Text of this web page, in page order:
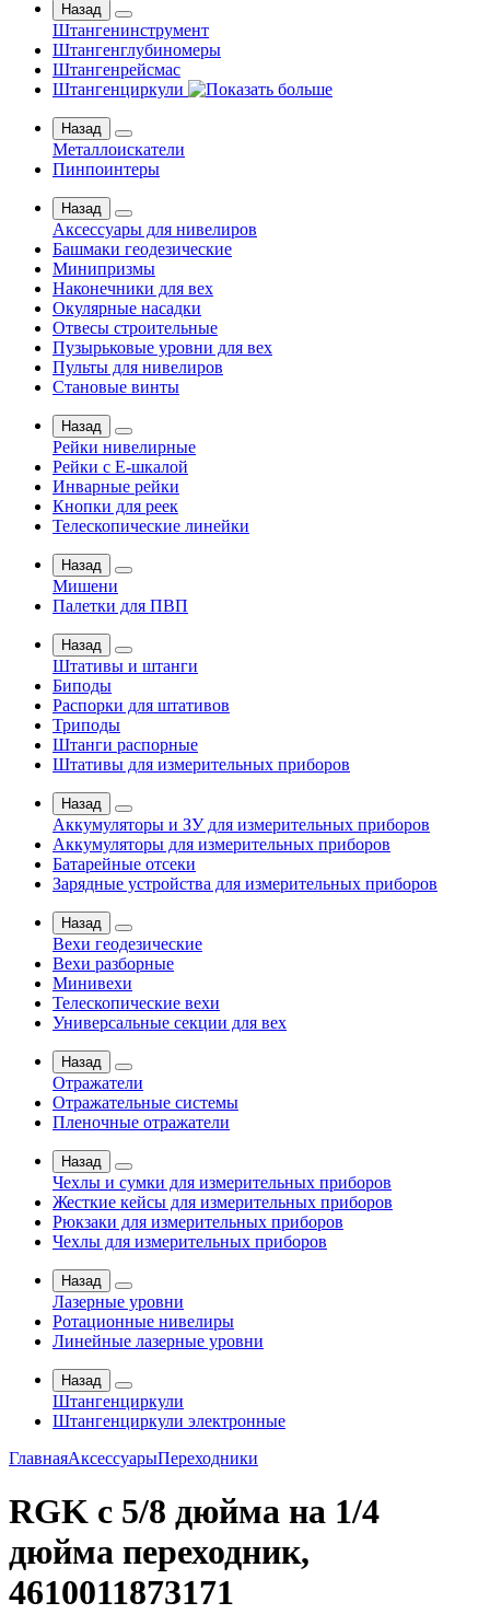
Назад
Штангенинструмент
Штангенглубиномеры
Штангенрейсмас
Штангенциркули
Назад
Металлоискатели
Пинпоинтеры
Назад
Аксессуары для нивелиров
Башмаки геодезические
Минипризмы
Наконечники для вех
Окулярные насадки
Отвесы строительные
Пузырьковые уровни для вех
Пульты для нивелиров
Становые винты
Назад
Рейки нивелирные
Рейки с Е-шкалой
Инварные рейки
Кнопки для реек
Телескопические линейки
Назад
Мишени
Палетки для ПВП
Назад
Штативы и штанги
Биподы
Распорки для штативов
Триподы
Штанги распорные
Штативы для измерительных приборов
Назад
Аккумуляторы и ЗУ для измерительных приборов
Аккумуляторы для измерительных приборов
Батарейные отсеки
Зарядные устройства для измерительных приборов
Назад
Вехи геодезические
Вехи разборные
Минивехи
Телескопические вехи
Универсальные секции для вех
Назад
Отражатели
Отражательные системы
Пленочные отражатели
Назад
Чехлы и сумки для измерительных приборов
Жесткие кейсы для измерительных приборов
Рюкзаки для измерительных приборов
Чехлы для измерительных приборов
Назад
Лазерные уровни
Ротационные нивелиры
Линейные лазерные уровни
Назад
Штангенциркули
Штангенциркули электронные
ГлавнаяАксессуарыПереходники
RGK с 5/8 дюйма на 1/4
дюйма переходник,
4610011873171